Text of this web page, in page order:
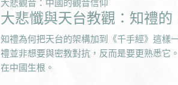
大悲觀音：中國的觀音信仰
大悲懺與天台教觀：知禮的
知禮為何把天台的架構加到《千手經》這樣
禮並非想要與密教對抗，反而是要更熟悉它
在中國生根。